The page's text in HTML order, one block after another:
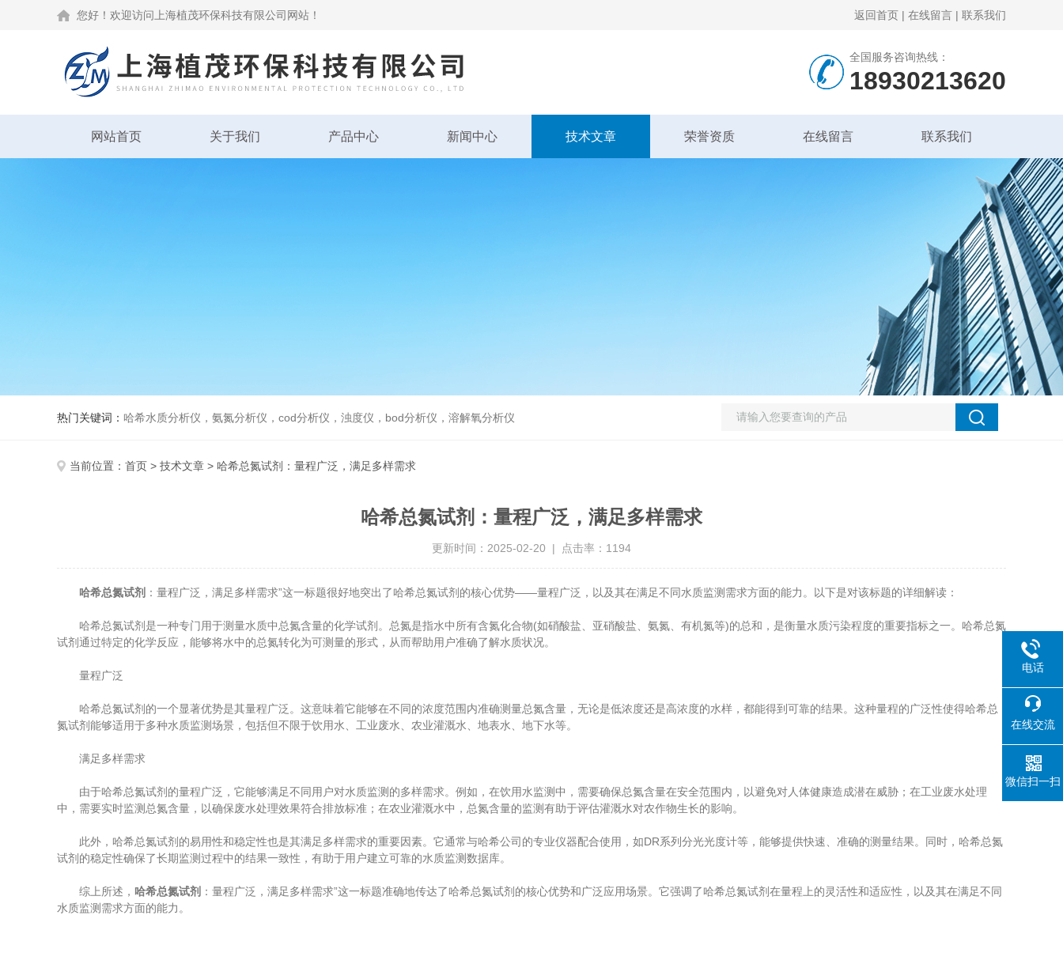
您好！欢迎访问上海植茂环保科技有限公司网站！ 返回首页 | 在线留言 | 联系我们
全国服务咨询热线：
18930213620
网站首页 关于我们 产品中心 新闻中心 技术文章 荣誉资质 在线留言 联系我们
热门关键词： 哈希水质分析仪，氨氮分析仪，cod分析仪，浊度仪，bod分析仪，溶解氧分析仪
当前位置： 首页 > 技术文章 > 哈希总氮试剂：量程广泛，满足多样需求
哈希总氮试剂：量程广泛，满足多样需求
更新时间：2025-02-20 | 点击率：1194
哈希总氮试剂 ：量程广泛，满足多样需求”这一标题很好地突出了哈希总氮试剂的核心优势——量程广泛，以及其在满足不同水质监测需求方面的能力。以下是对该标题的详细解读：
哈希总氮试剂是一种专门用于测量水质中总氮含量的化学试剂。总氮是指水中所有含氮化合物(如硝酸盐、亚硝酸盐、氨氮、有机氮等)的总和，是衡量水质污染程度的重要指标之一。哈希总氮
试剂通过特定的化学反应，能够将水中的总氮转化为可测量的形式，从而帮助用户准确了解水质状况。
量程广泛
哈希总氮试剂的一个显著优势是其量程广泛。这意味着它能够在不同的浓度范围内准确测量总氮含量，无论是低浓度还是高浓度的水样，都能得到可靠的结果。这种量程的广泛性使得哈希总
氮试剂能够适用于多种水质监测场景，包括但不限于饮用水、工业废水、农业灌溉水、地表水、地下水等。
满足多样需求
由于哈希总氮试剂的量程广泛，它能够满足不同用户对水质监测的多样需求。例如，在饮用水监测中，需要确保总氮含量在安全范围内，以避免对人体健康造成潜在威胁；在工业废水处理
中，需要实时监测总氮含量，以确保废水处理效果符合排放标准；在农业灌溉水中，总氮含量的监测有助于评估灌溉水对农作物生长的影响。
此外，哈希总氮试剂的易用性和稳定性也是其满足多样需求的重要因素。它通常与哈希公司的专业仪器配合使用，如DR系列分光光度计等，能够提供快速、准确的测量结果。同时，哈希总氮
试剂的稳定性确保了长期监测过程中的结果一致性，有助于用户建立可靠的水质监测数据库。
综上所述， 哈希总氮试剂 ：量程广泛，满足多样需求”这一标题准确地传达了哈希总氮试剂的核心优势和广泛应用场景。它强调了哈希总氮试剂在量程上的灵活性和适应性，以及其在满足不同
水质监测需求方面的能力。
电话
在线交流
微信扫一扫